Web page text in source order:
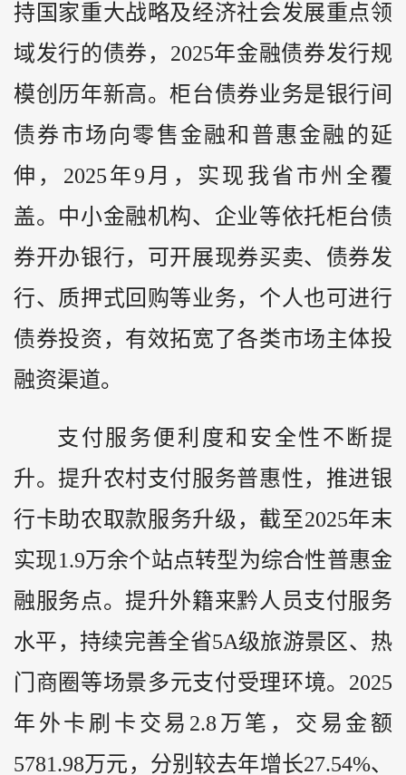
持国家重大战略及经济社会发展重点领
域发行的债券，2025年金融债券发行规
模创历年新高。柜台债券业务是银行间
债券市场向零售金融和普惠金融的延
伸，2025年9月，实现我省市州全覆
盖。中小金融机构、企业等依托柜台债
券开办银行，可开展现券买卖、债券发
行、质押式回购等业务，个人也可进行
债券投资，有效拓宽了各类市场主体投
融资渠道。
支付服务便利度和安全性不断提
升。提升农村支付服务普惠性，推进银
行卡助农取款服务升级，截至2025年末
实现1.9万余个站点转型为综合性普惠金
融服务点。提升外籍来黔人员支付服务
水平，持续完善全省5A级旅游景区、热
门商圈等场景多元支付受理环境。2025
年外卡刷卡交易2.8万笔，交易金额
5781.98万元，分别较去年增长27.54%、